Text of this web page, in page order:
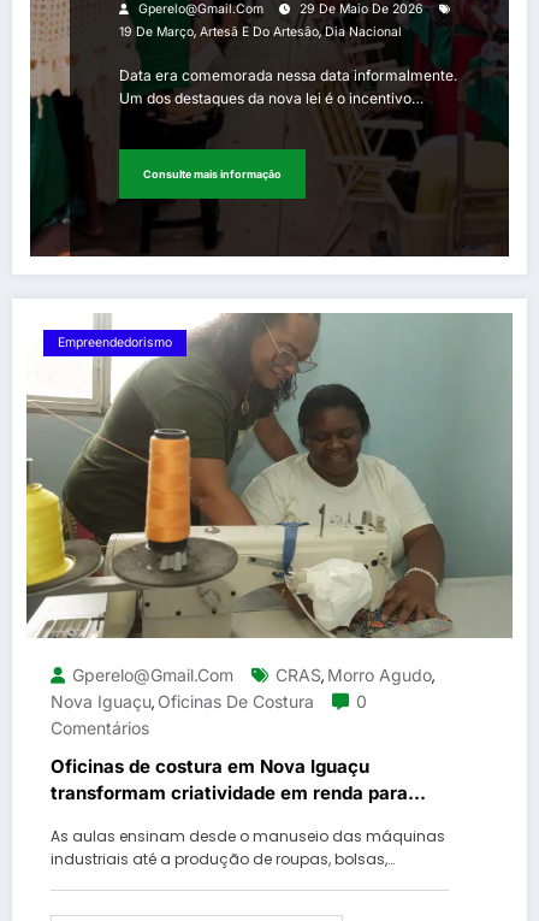
Gperelo@gmail.com
29 De Maio De 2026
19 De Março, Artesã E Do Artesão,Dia Nacional
Data era comemorada nessa data informalmente.
Um dos destaques da nova lei é o incentivo…
Consulte mais informação
Empreendedorismo
Gperelo@gmail.com CRAS, Morro Agudo,
Nova Iguaçu, Oficinas De Costura
0
Comentários
Oficinas de costura em Nova Iguaçu
transformam criatividade em renda para
As aulas ensinam desde o manuseio das máquinas
industriais até a produção de roupas, bolsas,…